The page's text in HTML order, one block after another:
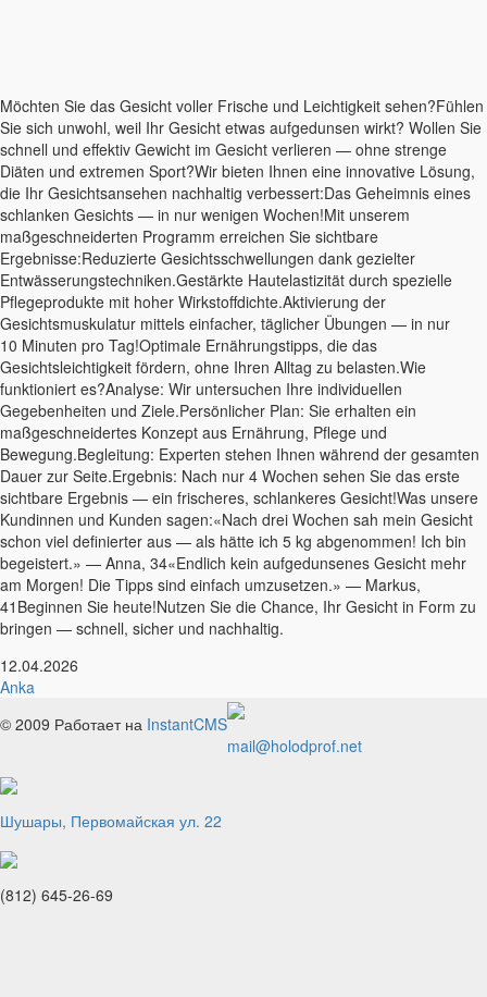
Möchten Sie das Gesicht voller Frische und Leichtigkeit sehen?Fühlen
Sie sich unwohl, weil Ihr Gesicht etwas aufgedunsen wirkt? Wollen Sie
schnell und effektiv Gewicht im Gesicht verlieren — ohne strenge
Diäten und extremen Sport?Wir bieten Ihnen eine innovative Lösung,
die Ihr Gesichtsansehen nachhaltig verbessert:Das Geheimnis eines
schlanken Gesichts — in nur wenigen Wochen!Mit unserem
maßgeschneiderten Programm erreichen Sie sichtbare
Ergebnisse:Reduzierte Gesichtsschwellungen dank gezielter
Entwässerungstechniken.Gestärkte Hautelastizität durch spezielle
Pflegeprodukte mit hoher Wirkstoffdichte.Aktivierung der
Gesichtsmuskulatur mittels einfacher, täglicher Übungen — in nur
10 Minuten pro Tag!Optimale Ernährungstipps, die das
Gesichtsleichtigkeit fördern, ohne Ihren Alltag zu belasten.Wie
funktioniert es?Analyse: Wir untersuchen Ihre individuellen
Gegebenheiten und Ziele.Persönlicher Plan: Sie erhalten ein
maßgeschneidertes Konzept aus Ernährung, Pflege und
Bewegung.Begleitung: Experten stehen Ihnen während der gesamten
Dauer zur Seite.Ergebnis: Nach nur 4 Wochen sehen Sie das erste
sichtbare Ergebnis — ein frischeres, schlankeres Gesicht!Was unsere
Kundinnen und Kunden sagen:«Nach drei Wochen sah mein Gesicht
schon viel definierter aus — als hätte ich 5 kg abgenommen! Ich bin
begeistert.» — Anna, 34«Endlich kein aufgedunsenes Gesicht mehr
am Morgen! Die Tipps sind einfach umzusetzen.» — Markus,
41Beginnen Sie heute!Nutzen Sie die Chance, Ihr Gesicht in Form zu
bringen — schnell, sicher und nachhaltig.
12.04.2026
Anka
© 2009 Работает на InstantCMS
mail@holodprof.net
Шушары, Первомайская ул. 22
(812) 645-26-69